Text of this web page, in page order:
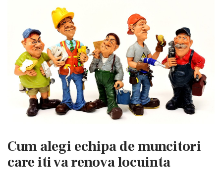
Cum alegi echipa de muncitori
care iti va renova locuinta